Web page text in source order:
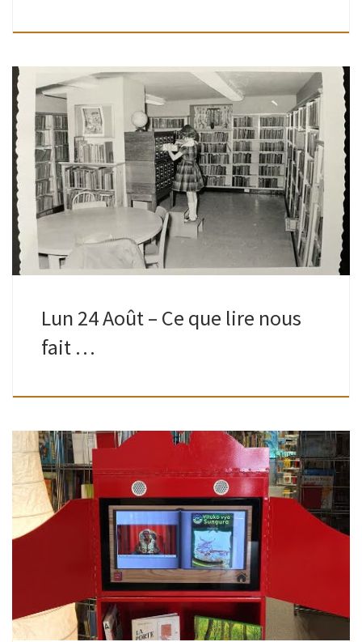
Ados-adultes | Bibliothèque de Watermael | 16H30 – 19H
Animé par Romain Est-ce qu’un jour, lire un livre, un texte,
une phrase… vous a transformé ? Aidé à comprendre,
traverser, […]
Lun 24 Août – Ce que lire nous
fait …
Mis à disposition par le Centre de littérature jeunesse de
Bruxelles-Capitale grâce à l’asbl Foyer. Vidéos de livres lus
par des citoyens dans leur langue maternelle : albanais,
arabe classique, […]